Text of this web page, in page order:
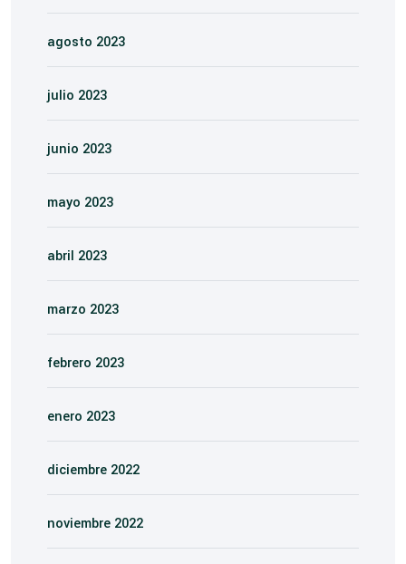
agosto 2023
julio 2023
junio 2023
mayo 2023
abril 2023
marzo 2023
febrero 2023
enero 2023
diciembre 2022
noviembre 2022